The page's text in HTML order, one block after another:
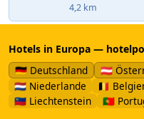
4,2 km
Hotels in Europa —
🇩🇪 Deutschland
🇦🇹
🇳🇱 Niederlande
🇧🇪
🇱🇮 Liechtenstein
🇵🇹